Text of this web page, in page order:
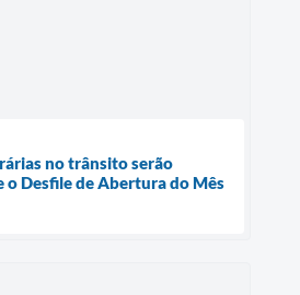
no trânsito serão
o Desfile de Abertura do Mês